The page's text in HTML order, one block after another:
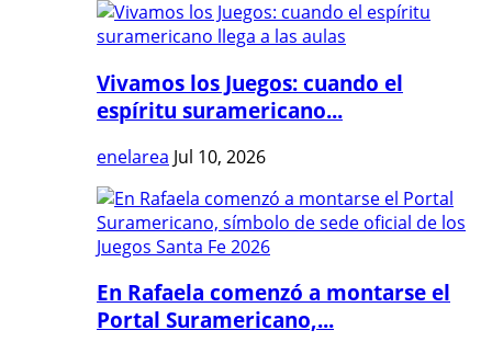
Vivamos los Juegos: cuando el
espíritu suramericano...
enelarea Jul 10, 2026
En Rafaela comenzó a montarse el
Portal Suramericano,...